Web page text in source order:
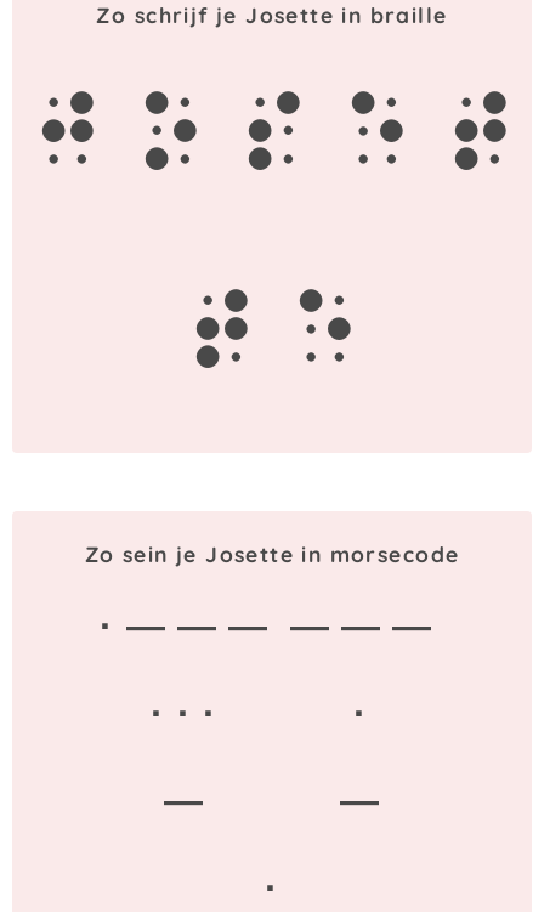
Zo schrijf je Josette in braille
j o s e t
t e
Zo sein je Josette in morsecode
· — — — — — —
· · ·
·
—
—
·